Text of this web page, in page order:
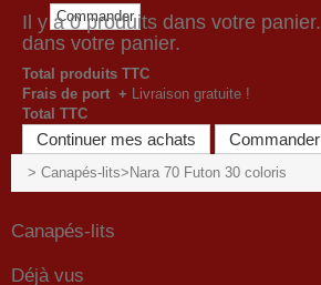
Commander
Il y a0produits dans votre panier.
dans votre panier.
Total produits TTC
Frais de port + Livraison gratuite !
Total TTC
Continuer mes achats Commander
> Canapés-lits> Nara 70 Futon 30 coloris
Canapés-lits
Déjà vus